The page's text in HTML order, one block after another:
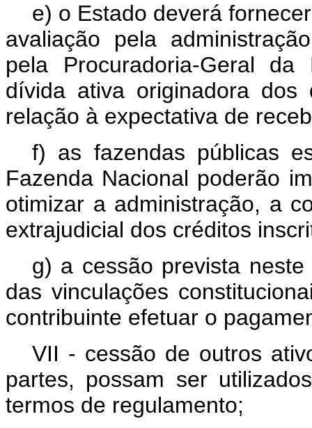
e) o Estado deverá
avaliação pela
pela Procuradoria-Geral
dívida ativa originadora dos
relação à expectativa de
f) as fazendas públicas
Fazenda Nacional poderão
otimizar a administração, a
extrajudicial dos créditos
g) a cessão prevista
das vinculações
contribuinte efetuar o
VII - cessão de outros
partes, possam ser
termos de regulamento;